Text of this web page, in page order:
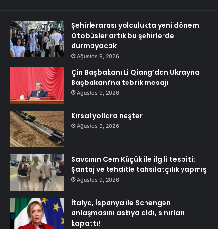
Şehirlerarası yolculukta yeni dönem:
Otobüsler artık bu şehirlerde
durmayacak
Ağustos 9, 2026
Çin Başbakanı Li Qiang’dan Ukrayna
Başbakanı’na tebrik mesajı
Ağustos 9, 2026
Kırsal yollara neşter
Ağustos 9, 2026
Savcının Cem Küçük ile ilgili tespiti:
Şantaj ve tehditle tahsilatçılık yapmış
Ağustos 9, 2026
İtalya, İspanya ile Schengen
anlaşmasını askıya aldı, sınırları
kapattı!